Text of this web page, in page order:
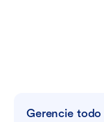
Gerencie